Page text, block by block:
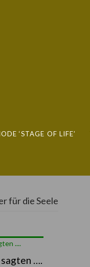
‘STAGE OF LIFE’
für die Seele
….